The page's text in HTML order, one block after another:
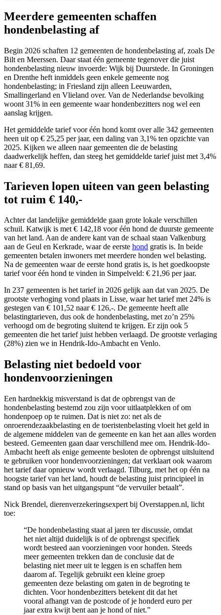
Meerdere gemeenten schaffen
hondenbelasting af
Begin 2026 schaften 12 gemeenten de hondenbelasting af, zoals De
Bilt en Meerssen. Daar staat één gemeente tegenover die juist
hondenbelasting nieuw invoerde: Wijk bij Duurstede. In Groningen
en Drenthe heft inmiddels geen enkele gemeente nog
hondenbelasting; in Friesland zijn alleen Leeuwarden,
Smallingerland en Vlieland over. Van de Nederlandse bevolking
woont 31% in een gemeente waar hondenbezitters nog wel een
aanslag krijgen.
Het gemiddelde tarief voor één hond komt over alle 342 gemeenten
heen uit op € 25,25 per jaar, een daling van 3,1% ten opzichte van
2025. Kijken we alleen naar gemeenten die de belasting
daadwerkelijk heffen, dan steeg het gemiddelde tarief juist met 3,4%
naar € 81,69.
Tarieven lopen uiteen van geen belasting
tot ruim € 140,-
Achter dat landelijke gemiddelde gaan grote lokale verschillen
schuil. Katwijk is met € 142,18 voor één hond de duurste gemeente
van het land. Aan de andere kant van de schaal staan Valkenburg
aan de Geul en Kerkrade, waar de eerste hond gratis is. In beide
gemeenten betalen inwoners met meerdere honden wel belasting.
Na de gemeenten waar de eerste hond gratis is, is het goedkoopste
tarief voor één hond te vinden in Simpelveld: € 21,96 per jaar.
In 237 gemeenten is het tarief in 2026 gelijk aan dat van 2025. De
grootste verhoging vond plaats in Lisse, waar het tarief met 24% is
gestegen van € 101,52 naar € 126,-. De gemeente heeft alle
belastingtarieven, dus ook de hondenbelasting, met zo’n 25%
verhoogd om de begroting sluitend te krijgen. Er zijn ook 5
gemeenten die het tarief juist hebben verlaagd. De grootste verlaging
(28%) zien we in Hendrik-Ido-Ambacht en Venlo.
Belasting niet bedoeld voor
hondenvoorzieningen
Een hardnekkig misverstand is dat de opbrengst van de
hondenbelasting bestemd zou zijn voor uitlaatplekken of om
hondenpoep op te ruimen. Dat is niet zo: net als de
onroerendezaakbelasting en de toeristenbelasting vloeit het geld in
de algemene middelen van de gemeente en kan het aan alles worden
besteed. Gemeenten gaan daar verschillend mee om. Hendrik-Ido-
Ambacht heeft als enige gemeente besloten de opbrengst uitsluitend
te gebruiken voor hondenvoorzieningen; dat verklaart ook waarom
het tarief daar opnieuw wordt verlaagd. Tilburg, met het op één na
hoogste tarief van het land, houdt de belasting juist principieel in
stand op basis van het uitgangspunt “de vervuiler betaalt”.
Nick Brendel, dierenverzekeringsexpert bij Overstappen.nl, licht
toe:
“De hondenbelasting staat al jaren ter discussie, omdat
het niet altijd duidelijk is of de opbrengst specifiek
wordt besteed aan voorzieningen voor honden. Steeds
meer gemeenten trekken dan de conclusie dat de
belasting niet meer uit te leggen is en schaffen hem
daarom af. Tegelijk gebruikt een kleine groep
gemeenten deze belasting om gaten in de begroting te
dichten. Voor hondenbezitters betekent dit dat het
vooral afhangt van de postcode of je honderd euro per
jaar extra kwijt bent aan je hond of niet.”